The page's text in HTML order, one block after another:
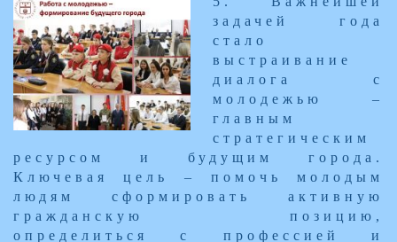
задачей года
стало
выстраивание
диалога с
молодежью –
главным
стратегическим
ресурсом и будущим города.
Ключевая цель – помочь молодым
людям сформировать активную
гражданскую позицию,
определиться с профессией и